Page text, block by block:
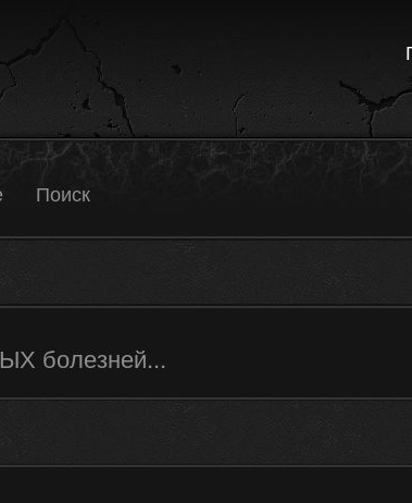
Поиск
болезней...